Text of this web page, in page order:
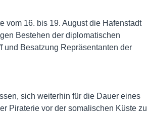
vom 16. bis 19. August die Hafenstadt
Bestehen der diplomatischen
Besatzung Repräsentanten der
sich weiterhin für die Dauer eines
Piraterie vor der somalischen Küste zu